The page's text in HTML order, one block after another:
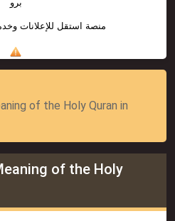
برو
منصة استقل للإعلانات
of the Holy Quran in
of the Holy